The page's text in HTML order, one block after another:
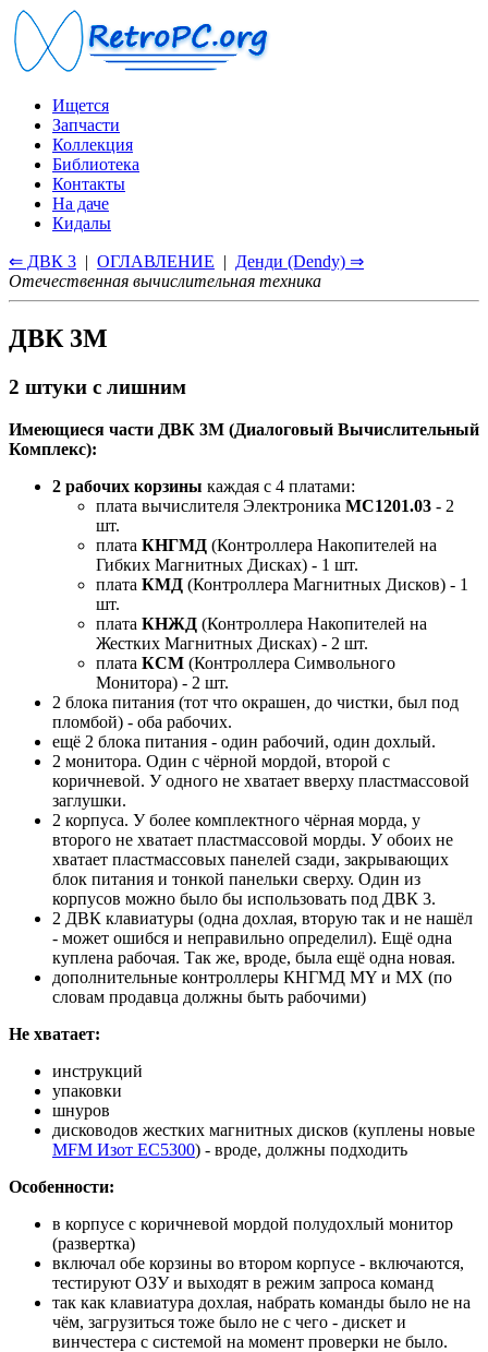
Ищется
Запчасти
Коллекция
Библиотека
Контакты
На даче
Кидалы
⇐ ДВК 3 | ОГЛАВЛЕНИЕ | Денди (Dendy) ⇒
Отечественная вычислительная техника
ДВК 3М
2 штуки с лишним
Имеющиеся части ДВК 3М (Диалоговый Вычислительный
Комплекс):
2 рабочих корзины каждая с 4 платами:
плата вычислителя Электроника МС1201.03 - 2
шт.
плата КНГМД (Контроллера Накопителей на
Гибких Магнитных Дисках) - 1 шт.
плата КМД (Контроллера Магнитных Дисков) - 1
шт.
плата КНЖД (Контроллера Накопителей на
Жестких Магнитных Дисках) - 2 шт.
плата КСМ (Контроллера Символьного
Монитора) - 2 шт.
2 блока питания (тот что окрашен, до чистки, был под
пломбой) - оба рабочих.
ещё 2 блока питания - один рабочий, один дохлый.
2 монитора. Один с чёрной мордой, второй с
коричневой. У одного не хватает вверху пластмассовой
заглушки.
2 корпуса. У более комплектного чёрная морда, у
второго не хватает пластмассовой морды. У обоих не
хватает пластмассовых панелей сзади, закрывающих
блок питания и тонкой панельки сверху. Один из
корпусов можно было бы использовать под ДВК 3.
2 ДВК клавиатуры (одна дохлая, вторую так и не нашёл
- может ошибся и неправильно определил). Ещё одна
куплена рабочая. Так же, вроде, была ещё одна новая.
дополнительные контроллеры КНГМД MY и MX (по
словам продавца должны быть рабочими)
Не хватает:
инструкций
упаковки
шнуров
дисководов жестких магнитных дисков (куплены новые
MFM Изот ЕС5300) - вроде, должны подходить
Особенности:
в корпусе с коричневой мордой полудохлый монитор
(развертка)
включал обе корзины во втором корпусе - включаются,
тестируют ОЗУ и выходят в режим запроса команд
так как клавиатура дохлая, набрать команды было не на
чём, загрузиться тоже было не с чего - дискет и
винчестера с системой на момент проверки не было.